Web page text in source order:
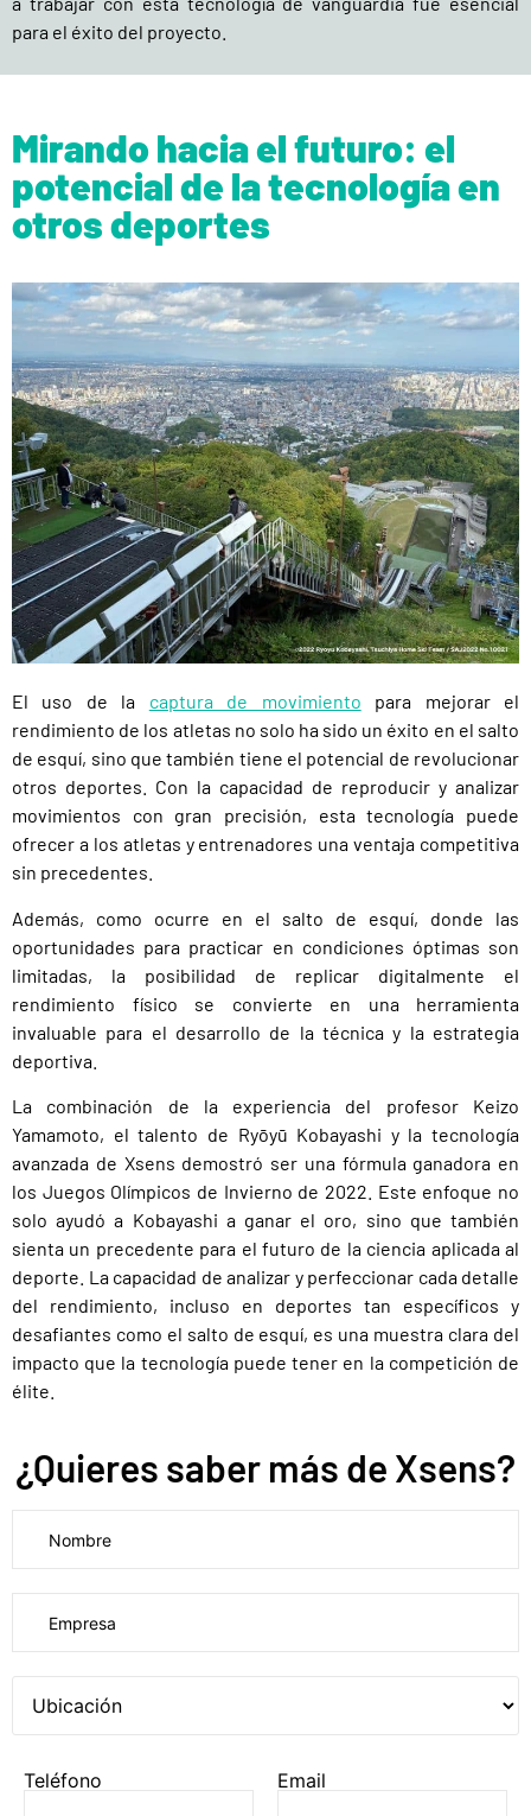
para el éxito del proyecto.
Mirando hacia el futuro: el
potencial de la tecnología en
otros deportes
El uso de la captura de movimiento para mejorar el
rendimiento de los atletas no solo ha sido un éxito en el salto
de esquí, sino que también tiene el potencial de revolucionar
otros deportes. Con la capacidad de reproducir y analizar
movimientos con gran precisión, esta tecnología puede
ofrecer a los atletas y entrenadores una ventaja competitiva
sin precedentes.
Además, como ocurre en el salto de esquí, donde las
oportunidades para practicar en condiciones óptimas son
limitadas, la posibilidad de replicar digitalmente el
rendimiento físico se convierte en una herramienta
invaluable para el desarrollo de la técnica y la estrategia
deportiva.
La combinación de la experiencia del profesor Keizo
Yamamoto, el talento de Ryōyū Kobayashi y la tecnología
avanzada de Xsens demostró ser una fórmula ganadora en
los Juegos Olímpicos de Invierno de 2022. Este enfoque no
solo ayudó a Kobayashi a ganar el oro, sino que también
sienta un precedente para el futuro de la ciencia aplicada al
deporte. La capacidad de analizar y perfeccionar cada detalle
del rendimiento, incluso en deportes tan específicos y
desafiantes como el salto de esquí, es una muestra clara del
impacto que la tecnología puede tener en la competición de
élite.
¿Quieres saber más de Xsens?
Por favor, deja este campo vacío.
Teléfono Email